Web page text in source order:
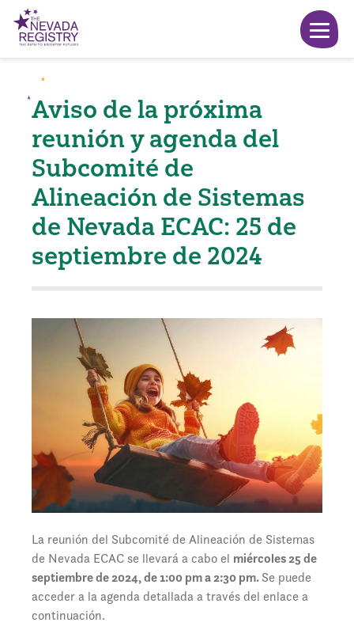
Aviso de la próxima
reunión y agenda del
Subcomité de
Alineación de Sistemas
de Nevada ECAC: 25 de
septiembre de 2024
La reunión del Subcomité de Alineación de Sistemas
de Nevada ECAC se llevará a cabo el miércoles 25 de
septiembre de 2024, de 1:00 pm a 2:30 pm.Se puede
acceder a la agenda detallada a través del enlace a
continuación.